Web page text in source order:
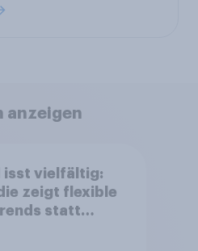
anzeigen
isst vielfältig:
zeigt flexible
statt